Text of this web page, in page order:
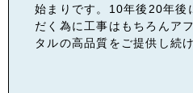
始まりです。10年後20年後
だく為に工事はもちろんア
タルの高品質をご提供し続